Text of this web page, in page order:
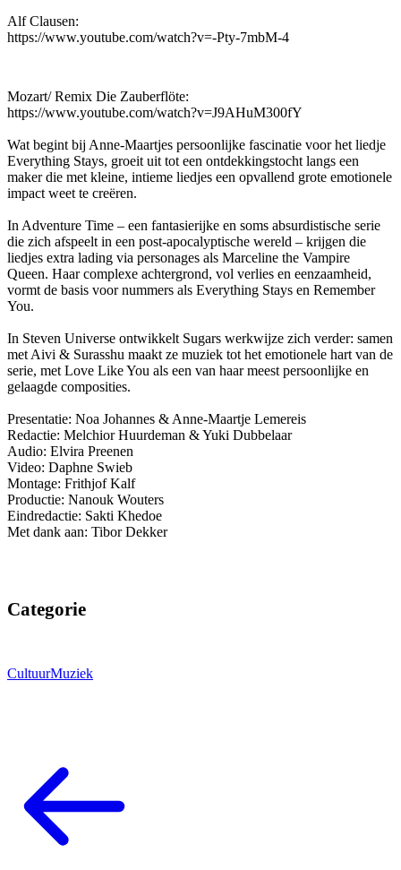
Alf Clausen:
https://www.youtube.com/watch?v=-Pty-7mbM-4
Mozart/ Remix Die Zauberflöte:
https://www.youtube.com/watch?v=J9AHuM300fY
Wat begint bij Anne-Maartjes persoonlijke fascinatie voor het liedje
Everything Stays, groeit uit tot een ontdekkingstocht langs een
maker die met kleine, intieme liedjes een opvallend grote emotionele
impact weet te creëren.
In Adventure Time – een fantasierijke en soms absurdistische serie
die zich afspeelt in een post-apocalyptische wereld – krijgen die
liedjes extra lading via personages als Marceline the Vampire
Queen. Haar complexe achtergrond, vol verlies en eenzaamheid,
vormt de basis voor nummers als Everything Stays en Remember
You.
In Steven Universe ontwikkelt Sugars werkwijze zich verder: samen
met Aivi & Surasshu maakt ze muziek tot het emotionele hart van de
serie, met Love Like You als een van haar meest persoonlijke en
gelaagde composities.
Presentatie: Noa Johannes & Anne-Maartje Lemereis
Redactie: Melchior Huurdeman & Yuki Dubbelaar
Audio: Elvira Preenen
Video: Daphne Swieb
Montage: Frithjof Kalf
Productie: Nanouk Wouters
Eindredactie: Sakti Khedoe
Met dank aan: Tibor Dekker
Categorie
CultuurMuziek